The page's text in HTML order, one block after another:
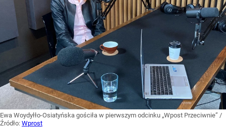
Ewa Woydyłło-Osiatyńska gościła w pierwszym odcinku „Wpost Przeciwnie” /
Źródło: Wprost